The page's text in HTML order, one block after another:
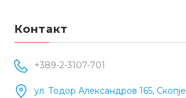
Контакт
+389-2-3107-701
ул. Тодор Александров 165, Скопје